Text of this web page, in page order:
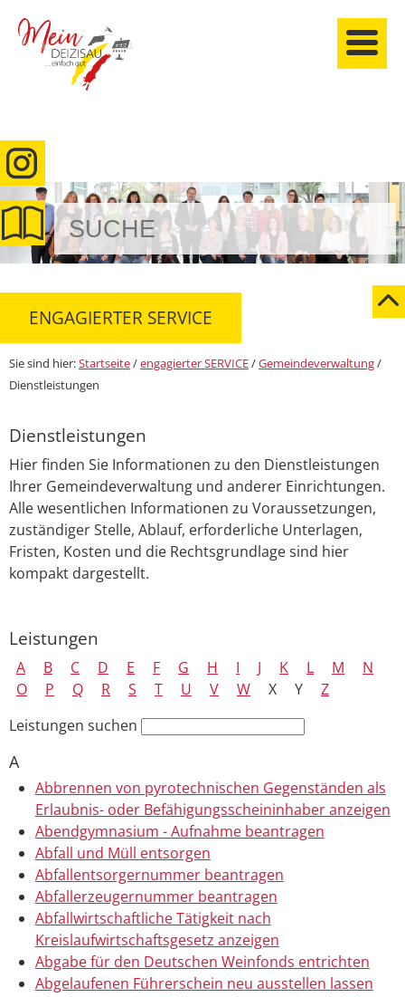
anmelden
ENGAGIERTER SERVICE
Sie sind hier:Startseite/engagierter SERVICE/Gemeindeverwaltung/
Dienstleistungen
Dienstleistungen
Hier finden Sie Informationen zu den Dienstleistungen
Ihrer Gemeindeverwaltung und anderer Einrichtungen.
Alle wesentlichen Informationen zu Voraussetzungen,
zuständiger Stelle, Ablauf, erforderliche Unterlagen,
Fristen, Kosten und die Rechtsgrundlage sind hier
kompakt dargestellt.
Leistungen
A B C D E F G H I J K L M
N
O
P Q R S T U V W X Y
Z
Leistungen suchen
A
Abbrennen von pyrotechnischen Gegenständen als
Erlaubnis- oder Befähigungsscheininhaber anzeigen
Abendgymnasium - Aufnahme beantragen
Abfall und Müll entsorgen
Abfallentsorgernummer beantragen
Abfallerzeugernummer beantragen
Abfallwirtschaftliche Tätigkeit nach
Kreislaufwirtschaftsgesetz anzeigen
Abgabe für den Deutschen Weinfonds entrichten
Abgelaufenen Führerschein neu ausstellen lassen